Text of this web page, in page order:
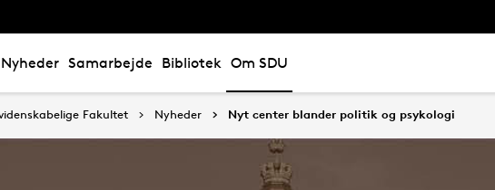
Nyheder Samarbejde Bibliotek Om SDU
Fakultet Nyheder Nyt center blander politik og psykologi